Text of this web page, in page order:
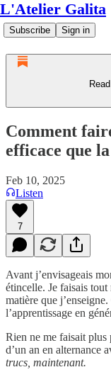
L'Atelier Galita
Subscribe Sign in
Comment
efficace que
Feb 10, 2025
Listen
7
Avant j’envisageais
étincelle. Je faisais
matière que
l’apprentissage en
Rien ne me faisait plus
d’un an en alternance
trucs, maintenant.